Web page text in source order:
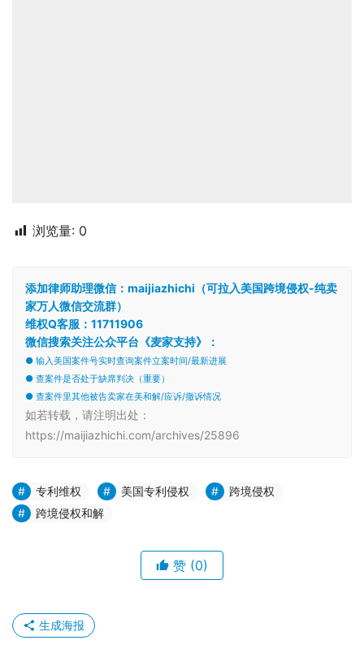
浏览量: 0
添加律师助理微信：maijiazhichi（可拉入美国跨境侵权-纯卖
家万人微信交流群）
维权Q客服：11711906
微信搜索关注公众平台《麦家支持》：
● 输入美国案件号实时查询案件立案时间/最新进展
● 查案件是否处于缺席判决（重要）
● 查案件里其他被告卖家在美和解/应诉/撤诉情况
如若转载，请注明出处：
https://maijiazhichi.com/archives/25896
专利维权 美国专利侵权
跨境侵权
跨境侵权和解
赞 (0)
生成海报